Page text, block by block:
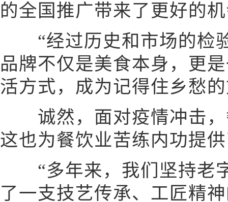
的全国推广带来了更好的
“经过历史和市场的检
品牌不仅是美食本身，更
活方式，成为记得住乡愁
诚然，面对疫情冲击，
这也为餐饮业苦练内功提
“多年来，我们坚持老
了一支技艺传承、工匠精